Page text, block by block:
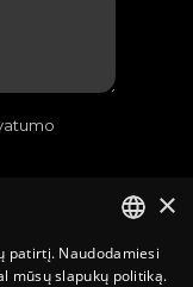
LITHUANIAN
×
patirtį. Naudodamiesi
mūsų slapukų politiką.